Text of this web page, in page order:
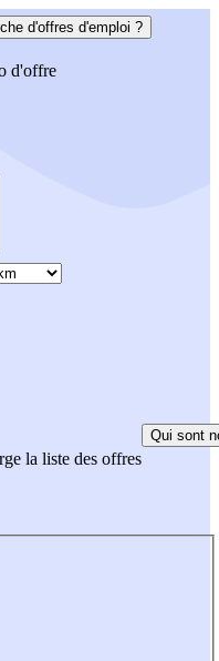
d'offres d'emploi ?
d'offre
la liste des offres
Qui sont